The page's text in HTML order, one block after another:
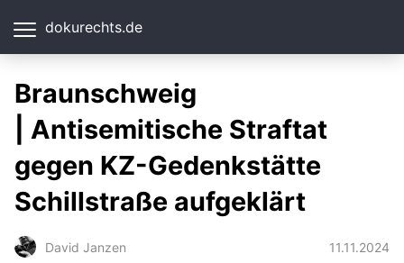
dokurechts.de
Braunschweig
| Antisemitische Straftat
gegen KZ-Gedenkstätte
Schillstraße aufgeklärt
David Janzen 11.11.2024